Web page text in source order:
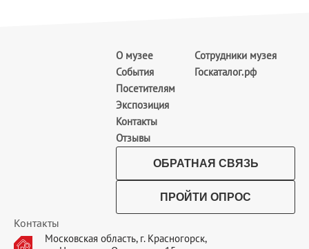
О музее
События
Посетителям
Экспозиция
Контакты
Отзывы
Сотрудники музея
Госкаталог.рф
ОБРАТНАЯ СВЯЗЬ
ПРОЙТИ ОПРОС
Контакты
Московская область, г. Красногорск,